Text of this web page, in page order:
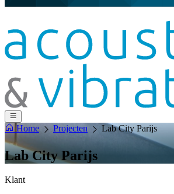
Home Projecten Lab City Parijs
Lab City Parijs
Klant